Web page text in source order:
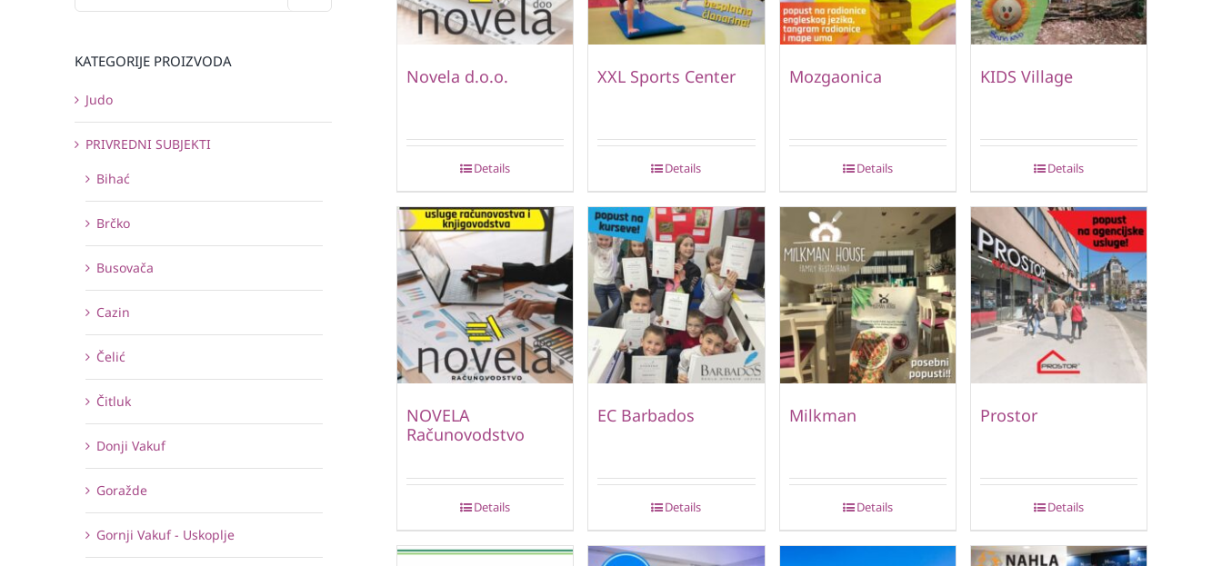
Novela d.o.o.
Details
XXL Sports Center
Details
Mozgaonica
Details
KIDS Village
Details
NOVELA
Računovodstvo
Details
EC Barbados
Details
Milkman
Details
Prostor
Details
KATEGORIJE PROIZVODA
Judo
PRIVREDNI SUBJEKTI
Bihać
Brčko
Busovača
Cazin
Čelić
Čitluk
Donji Vakuf
Goražde
Gornji Vakuf - Uskoplje